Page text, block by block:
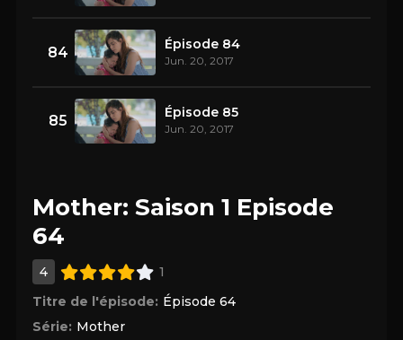
84 Épisode 84
Jun. 20, 2017
85 Épisode 85
Jun. 20, 2017
Mother: Saison 1 Episode
64
4
1
Titre de l'épisode: Épisode 64
Série: Mother